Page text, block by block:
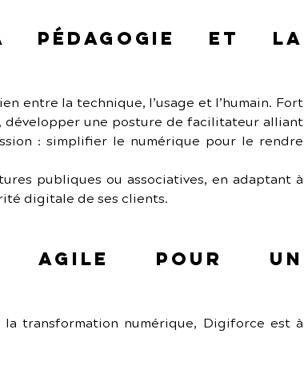
pédagogie et la
entre la technique, l’usage et l’humain. Fort
développer une posture de facilitateur alliant
: simplifier le numérique pour le rendre
publiques ou associatives, en adaptant à
digitale de ses clients.
agile pour un
transformation numérique, Digiforce est à